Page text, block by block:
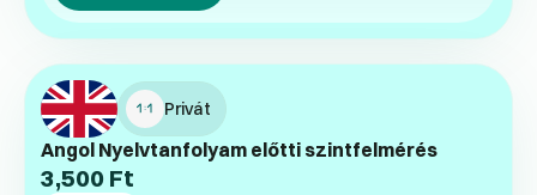
Privát
Angol Nyelvtanfolyam előtti szintfelmérés
3,500 Ft